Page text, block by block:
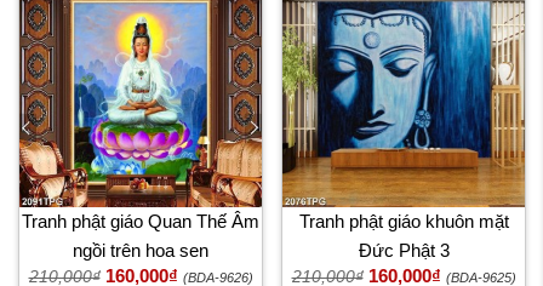
Tranh phật giáo Quan Thế Âm
ngồi trên hoa sen
210,000₫ 160,000₫ (BDA-9626)
Tranh phật giáo khuôn mặt
Đức Phật 3
210,000₫ 160,000₫ (BDA-9625)